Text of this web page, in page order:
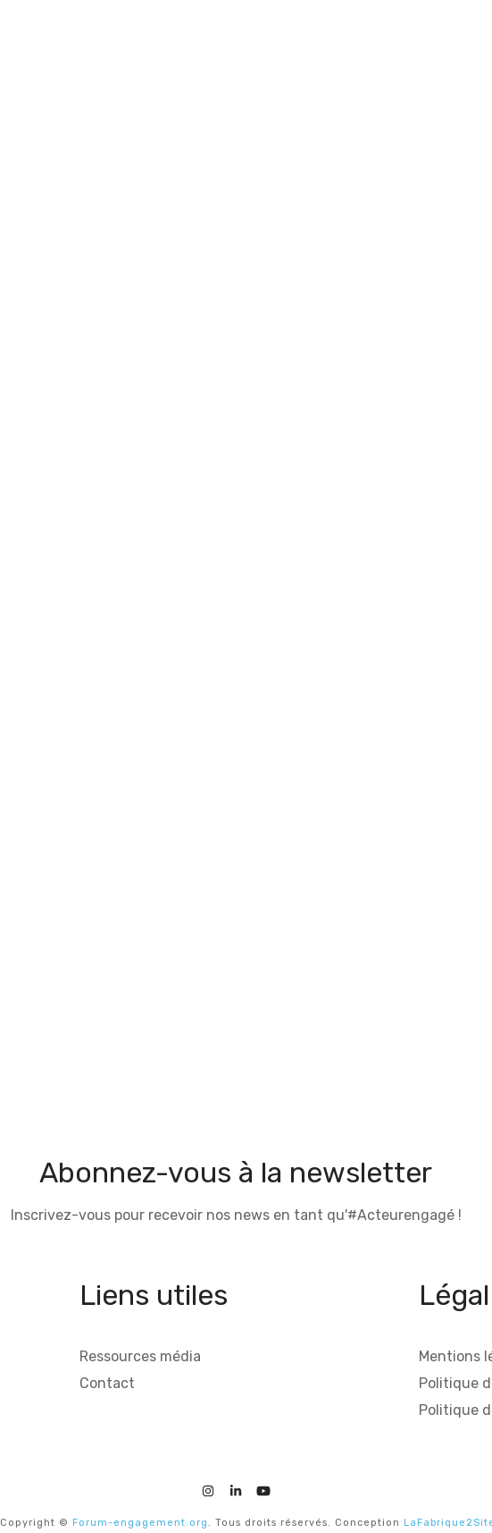
Abonnez-vous à la newsletter
Inscrivez-vous pour recevoir nos news en tant qu'#Acteurengagé !
Liens utiles
Ressources média
Contact
Légal
Mentions
Politique
Politique
Copyright © Forum-engagement.org . Tous droits réservés. Conception